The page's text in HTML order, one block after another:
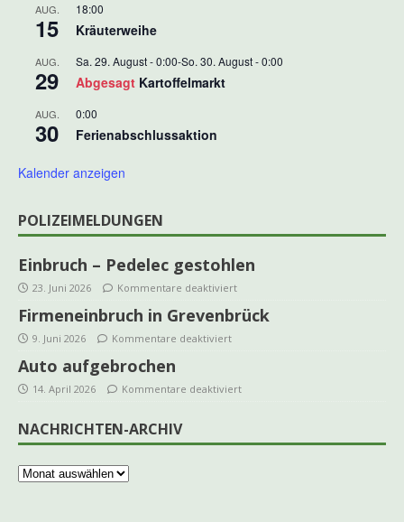
AUG.
15
18:00
Kräuterweihe
AUG.
29
Sa. 29. August - 0:00-So. 30. August - 0:00
Abgesagt Kartoffelmarkt
AUG.
30
0:00
Ferienabschlussaktion
Kalender anzeigen
POLIZEIMELDUNGEN
Einbruch – Pedelec gestohlen
23. Juni 2026 Kommentare deaktiviert
Firmeneinbruch in Grevenbrück
9. Juni 2026 Kommentare deaktiviert
Auto aufgebrochen
14. April 2026 Kommentare deaktiviert
NACHRICHTEN-ARCHIV